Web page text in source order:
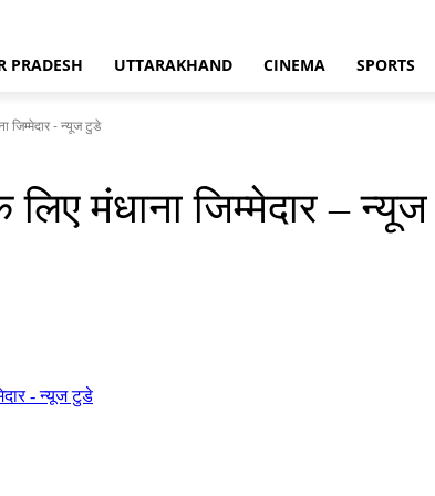
PRADESH UTTARAKHAND CINEMA SPORTS
जिम्मेदार - न्यूज टुडे
लिए मंधाना जिम्मेदार –